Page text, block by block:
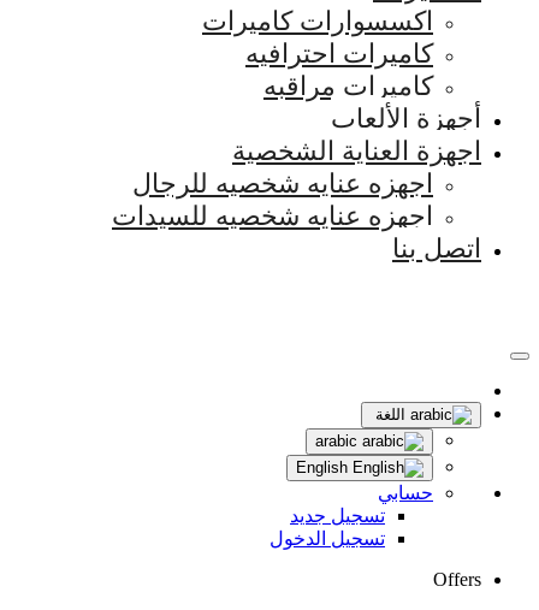
اكسسوارات كاميرات
كاميرات احترافيه
كاميرات مراقبه
أجهزة الألعاب
اجهزة العناية الشخصية
اجهزه عنايه شخصيه للرجال
اجهزه عنايه شخصيه للسيدات
اتصل بنا
اللغة
حسابي
تسجيل جديد
تسجيل الدخول
Offers